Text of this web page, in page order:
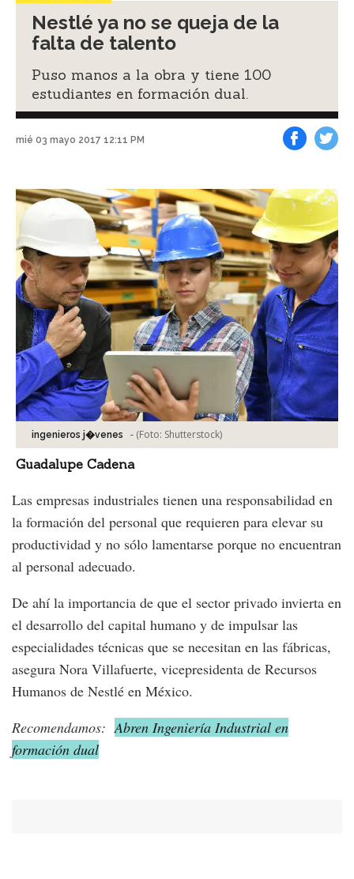
Nestlé ya no se queja de la
falta de talento
Puso manos a la obra y tiene 100
estudiantes en formación dual.
mié 03 mayo 2017 12:11 PM
ingenieros j�venes - (Foto: Shutterstock)
Guadalupe Cadena
Las empresas industriales tienen una responsabilidad en
la formación del personal que requieren para elevar su
productividad y no sólo lamentarse porque no encuentran
al personal adecuado.
De ahí la importancia de que el sector privado invierta en
el desarrollo del capital humano y de impulsar las
especialidades técnicas que se necesitan en las fábricas,
asegura Nora Villafuerte, vicepresidenta de Recursos
Humanos de Nestlé en México.
Recomendamos: Abren Ingeniería Industrial en
formación dual